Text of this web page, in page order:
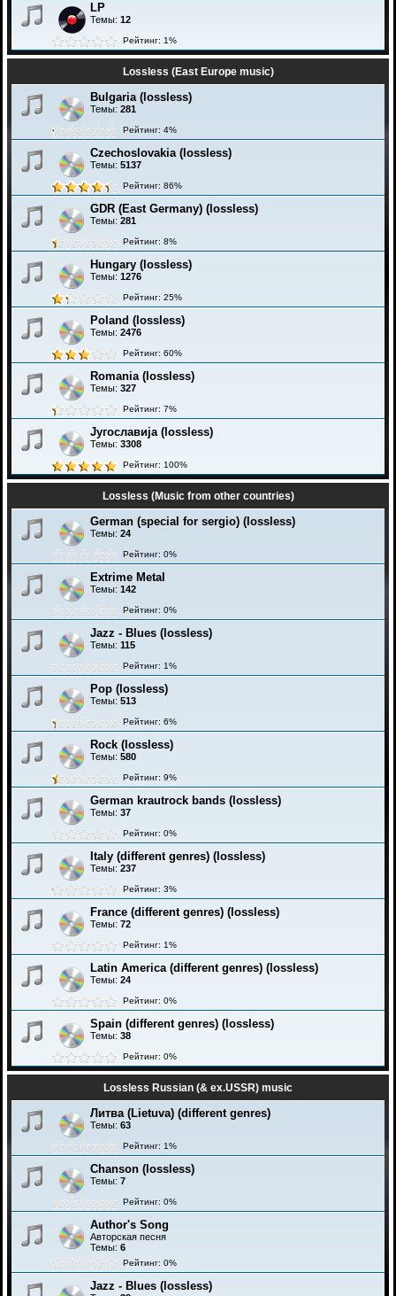
LP
Темы: 12
Рейтинг: 1%
Lossless (East Europe music)
Bulgaria (lossless)
Темы: 281
Рейтинг: 4%
Czechoslovakia (lossless)
Темы: 5137
Рейтинг: 86%
GDR (East Germany) (lossless)
Темы: 281
Рейтинг: 8%
Hungary (lossless)
Темы: 1276
Рейтинг: 25%
Poland (lossless)
Темы: 2476
Рейтинг: 60%
Romania (lossless)
Темы: 327
Рейтинг: 7%
Југославија (lossless)
Темы: 3308
Рейтинг: 100%
Lossless (Music from other countries)
German (special for sergio) (lossless)
Темы: 24
Рейтинг: 0%
Extrime Metal
Темы: 142
Рейтинг: 0%
Jazz - Blues (lossless)
Темы: 115
Рейтинг: 1%
Pop (lossless)
Темы: 513
Рейтинг: 6%
Rock (lossless)
Темы: 580
Рейтинг: 9%
German krautrock bands (lossless)
Темы: 37
Рейтинг: 0%
Italy (different genres) (lossless)
Темы: 237
Рейтинг: 3%
France (different genres) (lossless)
Темы: 72
Рейтинг: 1%
Latin America (different genres) (lossless)
Темы: 24
Рейтинг: 0%
Spain (different genres) (lossless)
Темы: 38
Рейтинг: 0%
Lossless Russian (& ex.USSR) music
Литва (Lietuva) (different genres)
Темы: 63
Рейтинг: 1%
Chanson (lossless)
Темы: 7
Рейтинг: 0%
Author's Song
Авторская песня
Темы: 6
Рейтинг: 0%
Jazz - Blues (lossless)